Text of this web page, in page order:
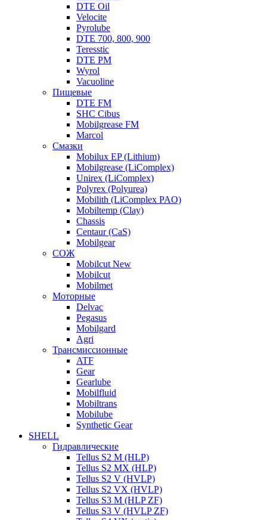
DTE Oil
Velocite
Pyrolube
DTE 700, 800, 900
Teresstic
DTE PM
Wyrol
Vacuoline
Пищевые
DTE FM
SHC Cibus
Mobilgrease FM
Marcol
Смазки
Mobilux EP (Lithium)
Mobilgrease (LiComplex)
Unirex (LiComplex)
Polyrex (Polyurea)
Mobilith (LiComplex PAO)
Mobiltemp (Clay)
Chassis
Centaur (CaS)
Mobilgear
СОЖ
Mobilcut New
Mobilcut
Mobilmet
Моторные
Delvac
Pegasus
Mobilgard
Agri
Трансмиссионные
ATF
Gear
Gearlube
Mobilfluid
Mobiltrans
Mobilube
Synthetic Gear
SHELL
Гидравлические
Tellus S2 M (HLP)
Tellus S2 MХ (HLP)
Tellus S2 V (HVLP)
Tellus S2 VX (HVLP)
Tellus S3 M (HLP ZF)
Tellus S3 V (HVLP ZF)